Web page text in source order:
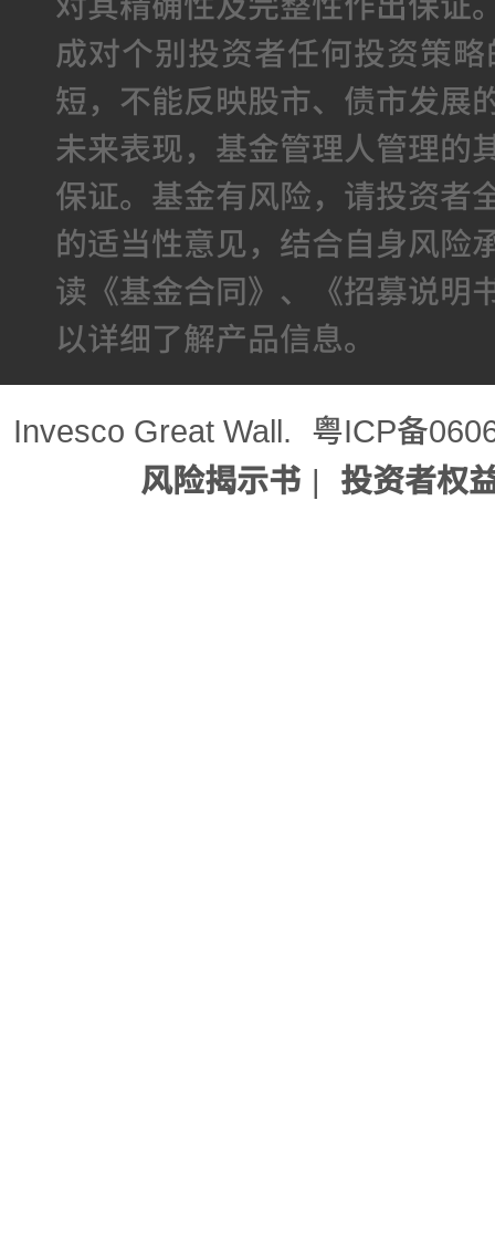
成对个别投资者任何投资策
短，不能反映股市、债市发展
未来表现，基金管理人管理的
保证。基金有风险，请投资者
的适当性意见，结合自身风险
读《基金合同》、《招募说明
以详细了解产品信息。
Invesco Great Wall.
粤ICP备
风险揭示书 | 投资者权